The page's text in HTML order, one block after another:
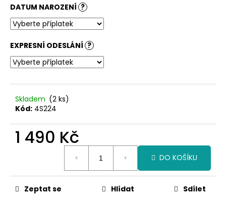
DATUM NAROZENÍ ?
EXPRESNÍ ODESLÁNÍ ?
Skladem (2 ks)
Kód: 4S224
1 490 Kč
DO KOŠÍKU
Zeptat se Hlídat Sdílet
m
e